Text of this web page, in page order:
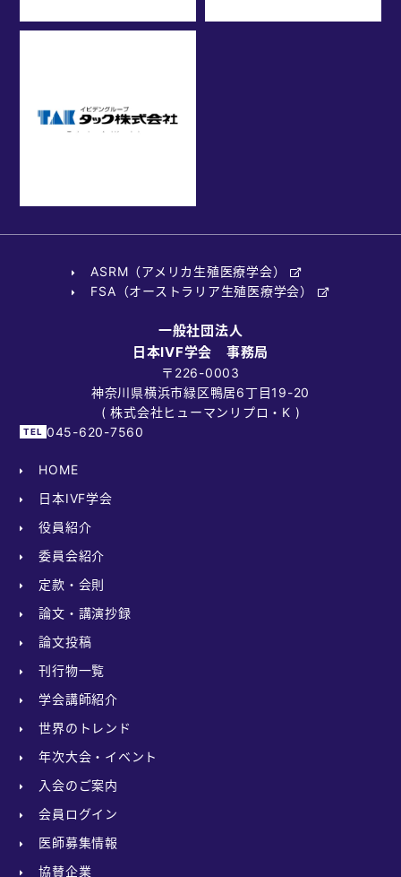
ASRM（アメリカ生殖医療学会）
FSA（オーストラリア生殖医療学会）
一般社団法人
日本IVF学会 事務局
〒226-0003
神奈川県横浜市緑区鴨居6丁目19-20
( 株式会社ヒューマンリプロ・K )
045-620-7560
HOME
日本IVF学会
役員紹介
委員会紹介
定款・会則
論文・講演抄録
論文投稿
刊行物一覧
学会講師紹介
世界のトレンド
年次大会・イベント
入会のご案内
会員ログイン
医師募集情報
協賛企業